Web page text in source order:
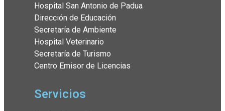
Hospital San Antonio de Padua
Dirección de Educación
Secretaría de Ambiente
Hospital Veterinario
Secretaría de Turismo
Centro Emisor de Licencias
Servicios